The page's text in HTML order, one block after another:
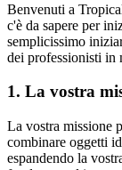
Benvenuti a
c'è da sapere per
semplicissimo
dei professionisti in
1. La vostra
La vostra missione
combinare oggetti
espandendo la